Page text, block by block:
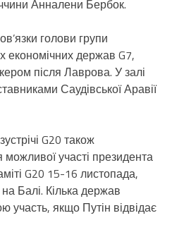
Анналени Бербок.
голови групи
економічних держав G7,
після Лаврова. У залі
Саудівської Аравії
G20 також
можливої ​​участі президента
G20 15-16 листопада,
Балі. Кілька держав
участь, якщо Путін відвідає